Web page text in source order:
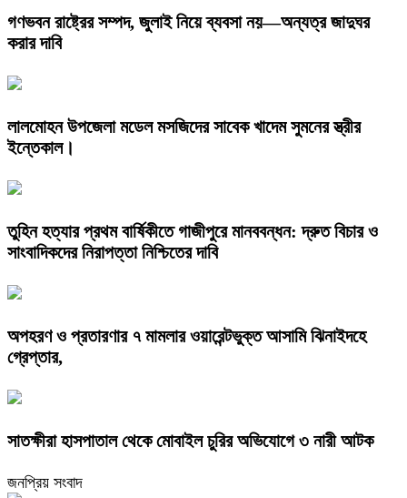
গণভবন রাষ্ট্রের সম্পদ, জুলাই নিয়ে ব্যবসা নয়—অন্যত্র জাদুঘর
করার দাবি
লালমোহন উপজেলা মডেল মসজিদের সাবেক খাদেম সুমনের স্ত্রীর
ইন্তেকাল।
তুহিন হত্যার প্রথম বার্ষিকীতে গাজীপুরে মানববন্ধন: দ্রুত বিচার ও
সাংবাদিকদের নিরাপত্তা নিশ্চিতের দাবি
অপহরণ ও প্রতারণার ৭ মামলার ওয়ারেন্টভুক্ত আসামি ঝিনাইদহে
গ্রেপ্তার,
সাতক্ষীরা হাসপাতাল থেকে মোবাইল চুরির অভিযোগে ৩ নারী আটক
জনপ্রিয় সংবাদ